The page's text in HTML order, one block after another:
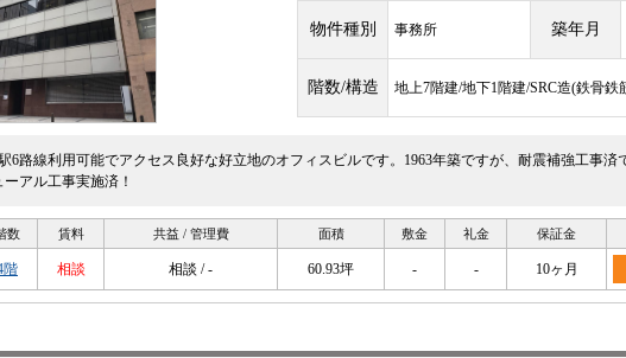
物件種別 事務所 築年月
階数/構造 地上7階建/地下1階建/SRC造(鉄骨鉄
6路線利用可能でアクセス良好な好立地のオフィスビルです。1963年築ですが、耐震補強工事済
ーアル工事実施済！
数 賃料 共益 / 管理費 面積 敷金 礼金 保証金
階 相談 相談 / - 60.93坪 - - 10ヶ月